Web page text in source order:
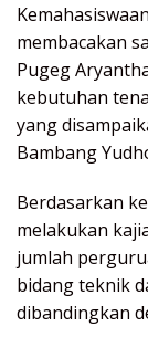
membacakan
Pugeg
kebutuhan
yang
Bambang
Berdasarkan
melakukan
jumlah
bidang teknik
dibandingkan